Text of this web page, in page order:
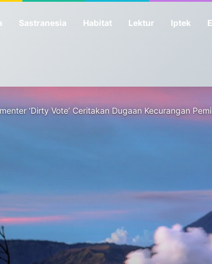
Sastranesia Habitat Lektur Iptek
‘Dirty Vote’ Ceritakan Dugaan Kecurangan